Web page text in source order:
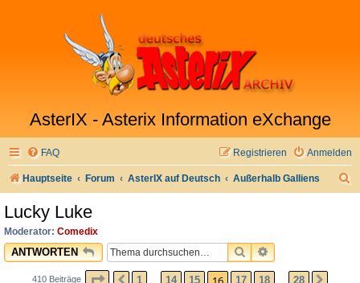
AsterIX - Asterix Information eXchange
FAQ Anmelden
Registrieren
Hauptseite Forum AsterIX auf Deutsch Außerhalb Galliens
Lucky Luke
Moderator: Comedix
ANTWORTEN SUCHEERWEITERTE
410 Beiträge SEITE16 VON 28
1 14 15 17 18 28